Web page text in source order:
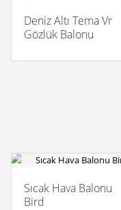
Deniz Altı Tema Vr
Gözlük Balonu
Sıcak Hava Balonu
Bird